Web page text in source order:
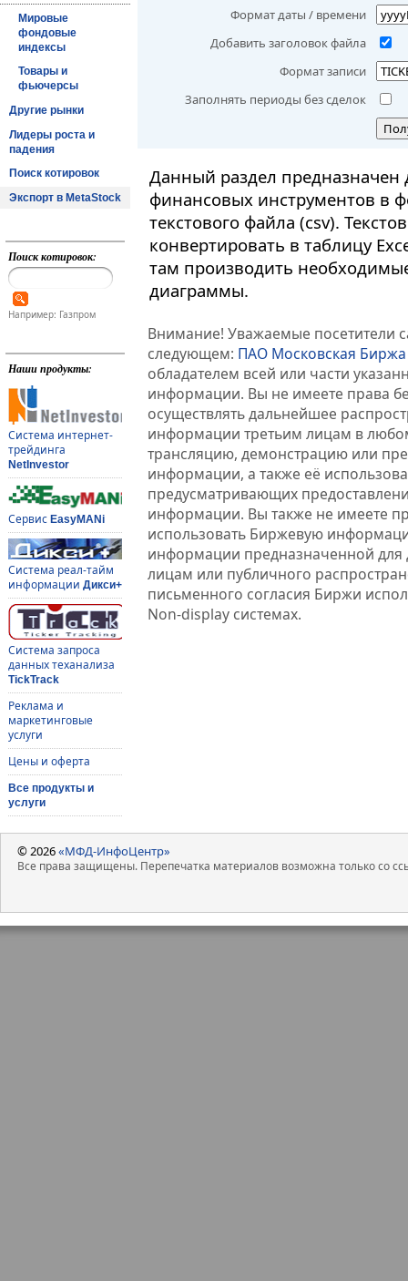
Мировые
фондовые
индексы
Товары и
фьючерсы
Другие рынки
Лидеры роста и
падения
Поиск котировок
Экспорт в MetaStock
Поиск котировок:
Например: Газпром
Наши продукты:
Система интернет-
трейдинга
NetInvestor
Сервис EasyMANi
Система реал-тайм
информации Дикси+
Система запроса
данных теханализа
TickTrack
Реклама и
маркетинговые
услуги
Цены и оферта
Все продукты и
услуги
Формат даты / времени
Добавить заголовок файла
Формат записи
Заполнять периоды без сделок
Данный раздел
финансовых инструментов в
текстового файла (csv).
конвертировать в таблицу
там производить
диаграммы.
Внимание! Уважаемые посетители
следующем: ПАО Московская Биржа
обладателем всей или части
информации. Вы не имеете права
осуществлять дальнейшее
информации третьим лицам в
трансляцию, демонстрацию или
информации, а также её
предусматривающих
информации. Вы также не имеете
использовать Биржевую
информации предназначенной для
лицам или публичного
письменного согласия Биржи
Non-display системах.
© 2026«МФД-ИнфоЦентр»
Все права защищены. Перепечатка материалов возможна только со